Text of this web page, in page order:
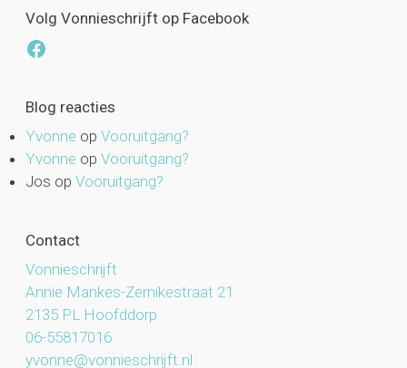
Volg Vonnieschrijft op Facebook
Facebook
Blog reacties
Yvonne op Vooruitgang?
Yvonne op Vooruitgang?
Jos op Vooruitgang?
Contact
Vonnieschrijft
Annie Mankes-Zernikestraat 21
2135 PL Hoofddorp
06-55817016
yvonne@vonnieschrijft.nl